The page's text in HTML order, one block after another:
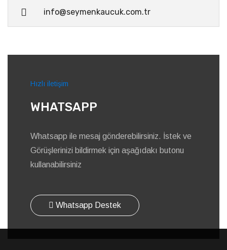
info@seymenkaucuk.com.tr
Hızlı iletişim
WHATSAPP
Whatsapp ile mesaj gönderebilirsiniz. İstek ve
Görüşlerinizi bildirmek için aşağıdakı butonu
kullanabilirsiniz
Whatsapp Destek